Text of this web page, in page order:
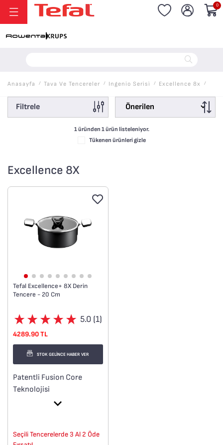
20.000 TL ve Üzeri Alışverişlerinizde Vade Farksız 6 Taksit!
0
Anasayfa / Tava Ve Tencereler / Ingenio Seri̇si̇ / Excellence 8x /
Filtrele
1 üründen 1ürün listeleniyor.
Tükenen ürünleri gizle
Excellence 8X
Tefal Excellence+ 8X Derin
Tencere - 20 Cm
5.0 (1)
4289.90 TL
STOK GELİNCE HABER VER
Patentli Fusion Core
Teknolojisi
Çizilmelere karşı dayanıklı
Üstün ısıtma performansı
Seçili Tencerelerde 3 Al 2 Öde